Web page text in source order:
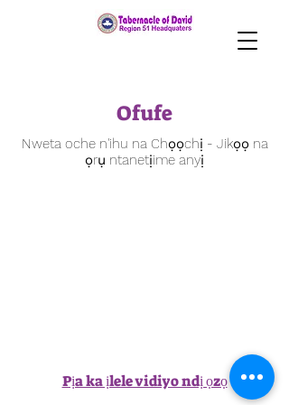
Ofufe
Nweta oche n'ihu na Chọọchị - Jikọọ na
ọrụ ntanetịime anyị
Pịa ka ịlele vidiyo ndị ọzọ